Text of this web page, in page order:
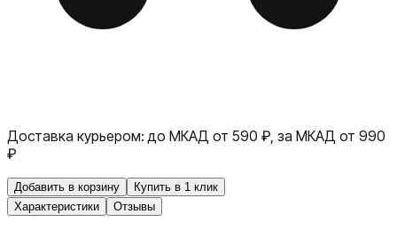
Доставка курьером: до МКАД от 590 ₽, за МКАД от 990
₽
Добавить в корзину
Купить в 1 клик
Характеристики
Отзывы